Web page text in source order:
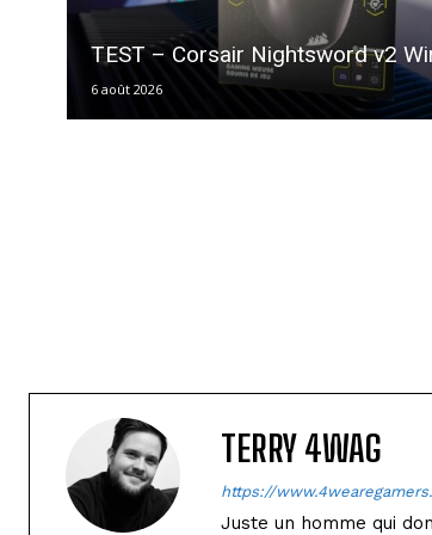
TEST – Corsair Nightsword v2
6 août 2026
TERRY 4WAG
https://
Juste un homme qui